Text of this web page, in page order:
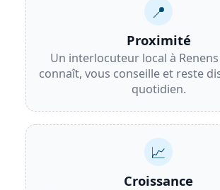
📍
Proximité
Un interlocuteur local à
connaît, vous conseille et reste
quotidien.
📈
Croissance